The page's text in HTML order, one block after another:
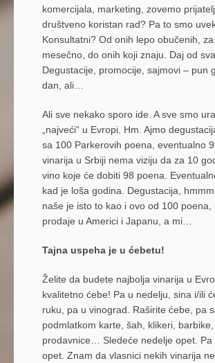
komercijala, marketing, zovemo
društveno koristan rad? Pa to smo
Konsultatni? Od onih lepo obučenih,
mesečno, do onih koji znaju. Daj od
Degustacije, promocije, sajmovi – pun
dan, ali…
Ali sve nekako sporo ide. A sve smo
„najveći“ u Evropi. Hm. Ajmo
sa 100 Parkerovih poena, eventualno
vinarija u Srbiji nema viziju da za 10
vino koje će dobiti 98 poena.
kad je loša godina. Degustacija,
naše je isto to kao i ovo od 100 poena,
prodaje u Americi i Japanu, a mi…
Tajna uspeha je u ćebetu!
Želite da budete najbolja vinarija u
kvalitetno ćebe! Pa u nedelju, sina i/ili
ruku, pa u vinograd. Raširite ćebe, pa
podmlatkom karte, šah, klikeri,
prodavnice… Sledeće nedelje opet. Pa
opet. Znam da vlasnici nekih vinarija ne